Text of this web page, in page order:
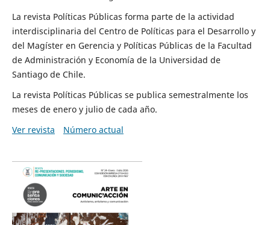
La revista Políticas Públicas forma parte de la actividad
interdisciplinaria del Centro de Políticas para el Desarrollo y
del Magíster en Gerencia y Políticas Públicas de la Facultad
de Administración y Economía de la Universidad de
Santiago de Chile.
La revista Políticas Públicas se publica semestralmente los
meses de enero y julio de cada año.
Ver revista
Número actual